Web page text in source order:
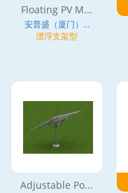
Floating PV M...
安普盛（厦门）...
漂浮支架型
Adjustable Po...